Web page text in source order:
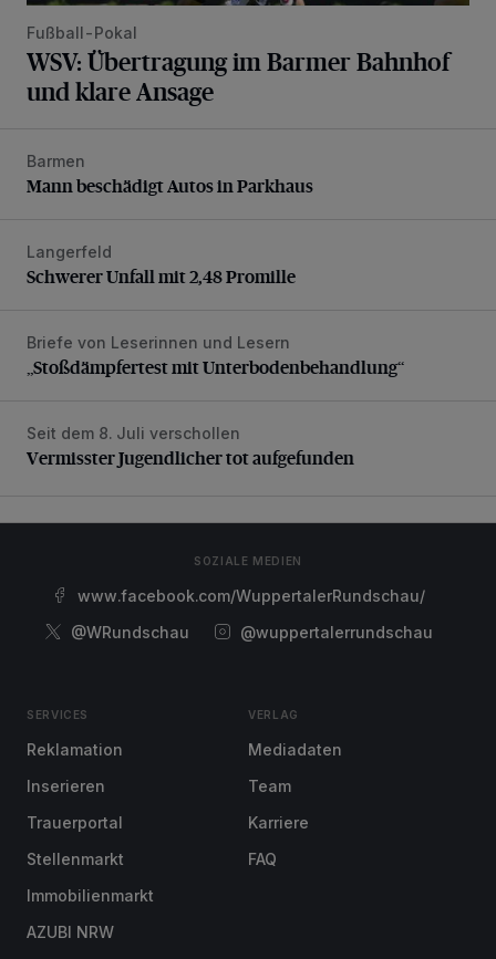
Fußball-Pokal
WSV: Übertragung im Barmer Bahnhof
und klare Ansage
Mann beschädigt Autos in Parkhaus
Barmen
Mann beschädigt Autos in Parkhaus
Schwerer Unfall mit 2,48 Promille
Langerfeld
Schwerer Unfall mit 2,48 Promille
„Stoßdämpfertest mit Unterbodenbehandlung“
Briefe von Leserinnen und Lesern
„Stoßdämpfertest mit Unterbodenbehandlung“
Vermisster Jugendlicher tot aufgefunden
Seit dem 8. Juli verschollen
Vermisster Jugendlicher tot aufgefunden
SOZIALE MEDIEN
www.facebook.com/WuppertalerRundschau/
@WRundschau
@wuppertalerrundschau
SERVICES
Reklamation
Inserieren
Trauerportal
Stellenmarkt
Immobilienmarkt
AZUBI NRW
VERLAG
Mediadaten
Team
Karriere
FAQ